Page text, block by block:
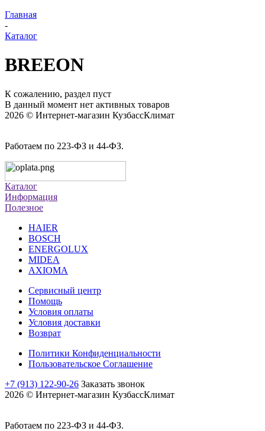
Главная
-
Каталог
BREEON
К сожалению, раздел пуст
В данный момент нет активных товаров
2026 © Интернет-магазин КузбассКлимат
Работаем по 223-ФЗ и 44-ФЗ.
Каталог
Информация
Полезное
HAIER
BOSCH
ENERGOLUX
MIDEA
AXIOMA
Сервисный центр
Помощь
Условия оплаты
Условия доставки
Возврат
Политики Конфиденциальности
Пользовательское Соглашение
+7 (913) 122-90-26 Заказать звонок
2026 © Интернет-магазин КузбассКлимат
Работаем по 223-ФЗ и 44-ФЗ.